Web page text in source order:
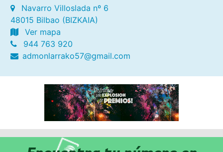
Navarro Villoslada nº 6
48015 Bilbao (BIZKAIA)
Ver mapa
944 763 920
admonlarrako57@gmail.com